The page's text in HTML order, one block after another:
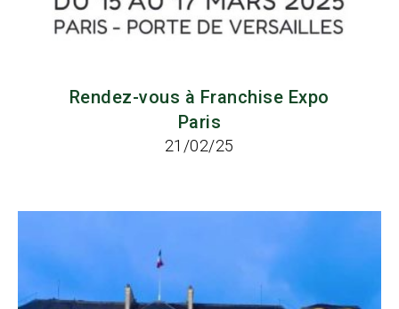
Rendez-vous à Franchise Expo
Paris
21/02/25